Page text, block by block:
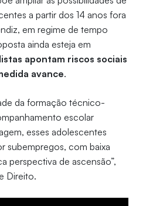
a partir dos 14 anos fora
em regime de tempo
ainda esteja em
apontam riscos sociais
avance.
da formação técnico-
escolar
esses adolescentes
subempregos, com baixa
perspectiva de ascensão”,
Direito.